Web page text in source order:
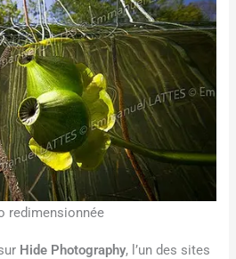
redimensionnée
Hide Photography, l’un des sites